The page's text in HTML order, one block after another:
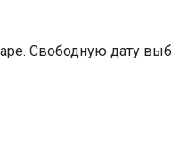
Свободную дату